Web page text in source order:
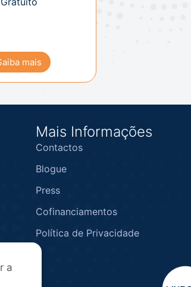
mais
Mais Informações
Contactos
Blogue
Press
Cofinanciamentos
Política de Privacidade
a